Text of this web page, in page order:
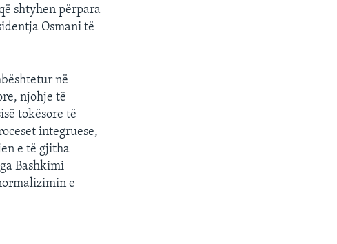
shtyhen përpara
Osmani të
në
njohje të
tokësore të
integruese,
e të gjitha
Bashkimi
e